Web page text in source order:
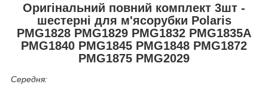
Оригінальний повний комплект 3шт -
шестерні для м'ясорубки Polaris
PMG1828 PMG1829 PMG1832 PMG1835A
PMG1840 PMG1845 PMG1848 PMG1872
PMG1875 PMG2029
Середня: